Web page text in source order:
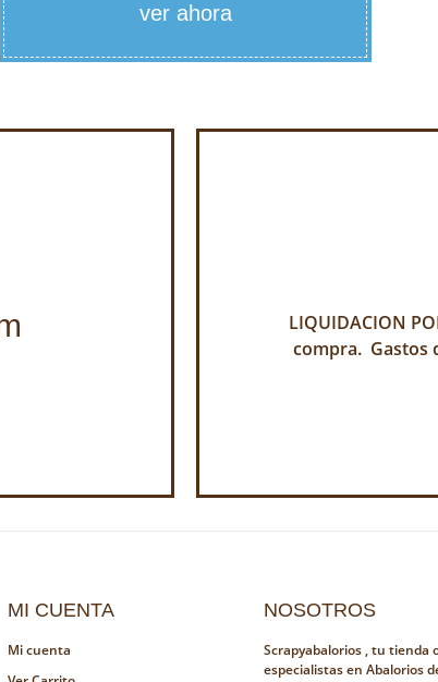
ver ahora
LIQUIDACION
compra. Gastos
MI CUENTA
Mi cuenta
NOSOTROS
Scrapyabalorios , tu tienda
especialistas en Abalorios